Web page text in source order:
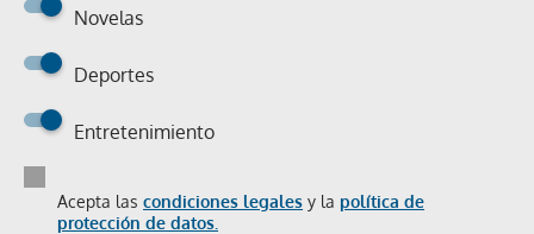
Novelas
Deportes
Entretenimiento
Acepta las condiciones legales y la política de
protección de datos.